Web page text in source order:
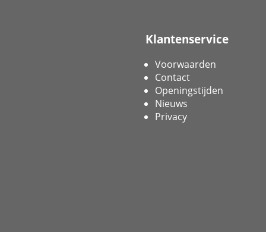
Klantenservice
Voorwaarden
Contact
Openingstijden
Nieuws
Privacy